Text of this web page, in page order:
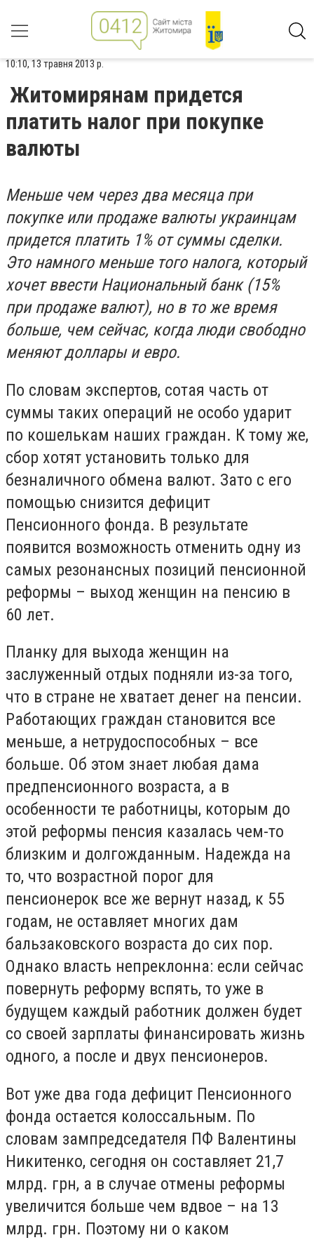
10:10, 13 травня 2013 р.
Житомирянам придется
платить налог при покупке
валюты
Меньше чем через два месяца при
покупке или продаже валюты украинцам
придется платить 1% от суммы сделки.
Это намного меньше того налога, который
хочет ввести Национальный банк (15%
при продаже валют), но в то же время
больше, чем сейчас, когда люди свободно
меняют доллары и евро.
По словам экспертов, сотая часть от
суммы таких операций не особо ударит
по кошелькам наших граждан. К тому же,
сбор хотят установить только для
безналичного обмена валют. Зато с его
помощью снизится дефицит
Пенсионного фонда. В результате
появится возможность отменить одну из
самых резонансных позиций пенсионной
реформы – выход женщин на пенсию в
60 лет.
Планку для выхода женщин на
заслуженный отдых подняли из-за того,
что в стране не хватает денег на пенсии.
Работающих граждан становится все
меньше, а нетрудоспособных – все
больше. Об этом знает любая дама
предпенсионного возраста, а в
особенности те работницы, которым до
этой реформы пенсия казалась чем-то
близким и долгожданным. Надежда на
то, что возрастной порог для
пенсионерок все же вернут назад, к 55
годам, не оставляет многих дам
бальзаковского возраста до сих пор.
Однако власть непреклонна: если сейчас
повернуть реформу вспять, то уже в
будущем каждый работник должен будет
со своей зарплаты финансировать жизнь
одного, а после и двух пенсионеров.
Вот уже два года дефицит Пенсионного
фонда остается колоссальным. По
словам зампредседателя ПФ Валентины
Никитенко, сегодня он составляет 21,7
млрд. грн, а в случае отмены реформы
увеличится больше чем вдвое – на 13
млрд. грн. Поэтому ни о каком